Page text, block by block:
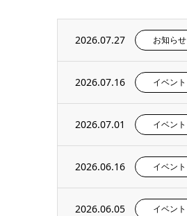
2026.07.27 お知らせ
2026.07.16 イベント
2026.07.01 イベント
2026.06.16 イベント
2026.06.05 イベント